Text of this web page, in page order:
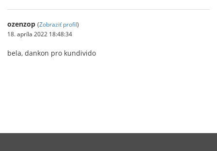
ozenzop (Zobraziť profil)
18. apríla 2022 18:48:34
bela, dankon pro kundivido